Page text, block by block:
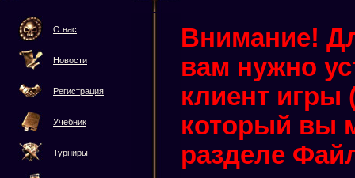
О нас
Новости
Регистрация
Учебник
Турниры
Внимание!
вам нужно
клиент игры
который вы
разделе